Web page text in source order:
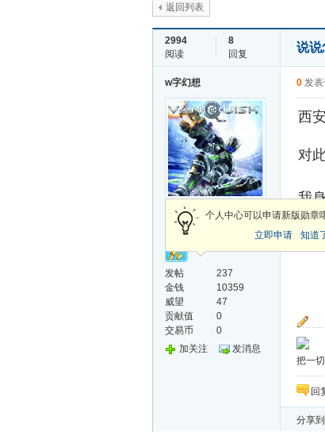
返回列表
2994
阅读
8
回复
说说
w字幻想
指尖沙流(副管理员)
个人中心可以申请新版勋章
立即申请
知道
发帖
237
金钱
10359
威望
47
贡献值
0
交易币
0
加关注
发消息
0 发
西
对
我
故
把一
回
分享到